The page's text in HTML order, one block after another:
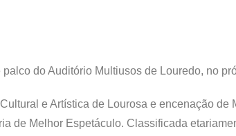
palco do Auditório Multiusos de Louredo, no
e Artística de Lourosa e encenação
de Melhor Espetáculo. Classificada